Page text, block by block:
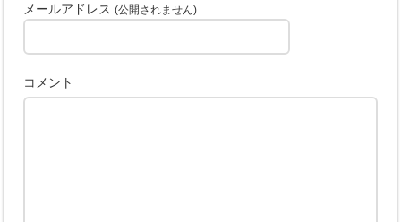
メールアドレス(公開されません)
コメント